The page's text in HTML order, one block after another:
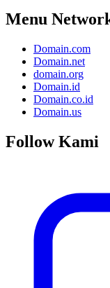
Menu
Domain.com
Domain.net
domain.org
Domain.id
Domain.co.id
Domain.us
Follow Kami